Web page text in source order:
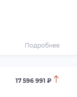
Подробнее
17 596 991 ₽